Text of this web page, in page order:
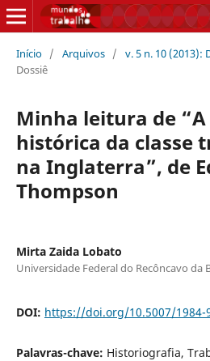
Início / Arquivos / v. 5 n. 10 (2013):
Dossiê
Minha leitura de
histórica da classe
na Inglaterra”, de
Thompson
Mirta Zaida Lobato
Universidade Federal do Recôncavo da
DOI: https://doi.org/10.5007/1984-
Palavras-chave: Historiografia,